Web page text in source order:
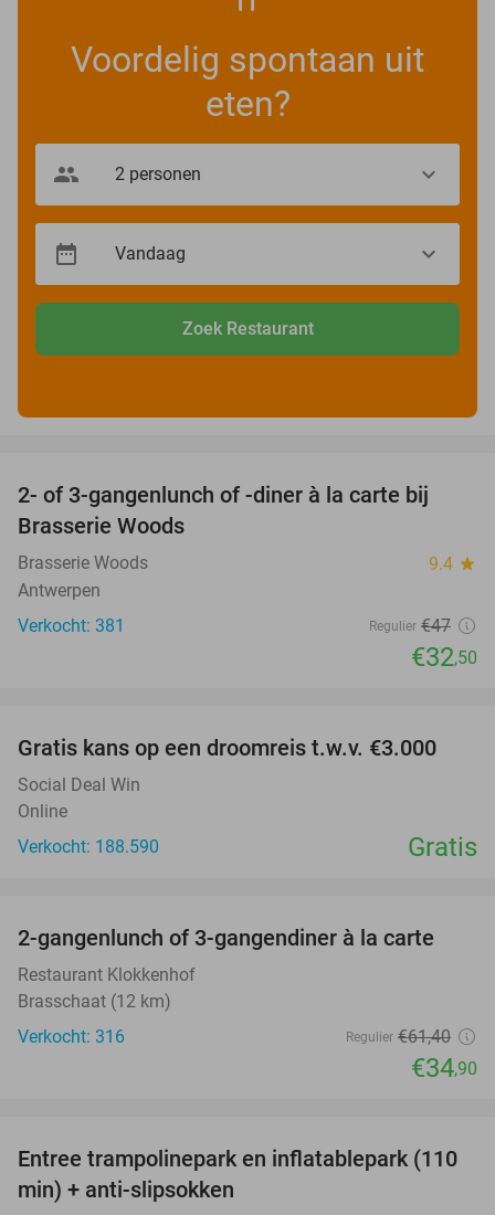
Voordelig spontaan uit
eten?
Zoek Restaurant
31%
2- of 3-gangenlunch of -diner à la carte bij
Brasserie Woods
Brasserie Woods 9.4 star
Antwerpen
Verkocht: 381
Regulier €47
€32,50
Gratis kans op een droomreis t.w.v. €3.000
Social Deal Win
Online
Verkocht: 188.590
Gratis
43%
2-gangenlunch of 3-gangendiner à la carte
Restaurant Klokkenhof
Brasschaat (12 km)
Verkocht: 316
Regulier €61,40
€34,90
40%
Entree trampolinepark en inflatablepark (110
min) + anti-slipsokken